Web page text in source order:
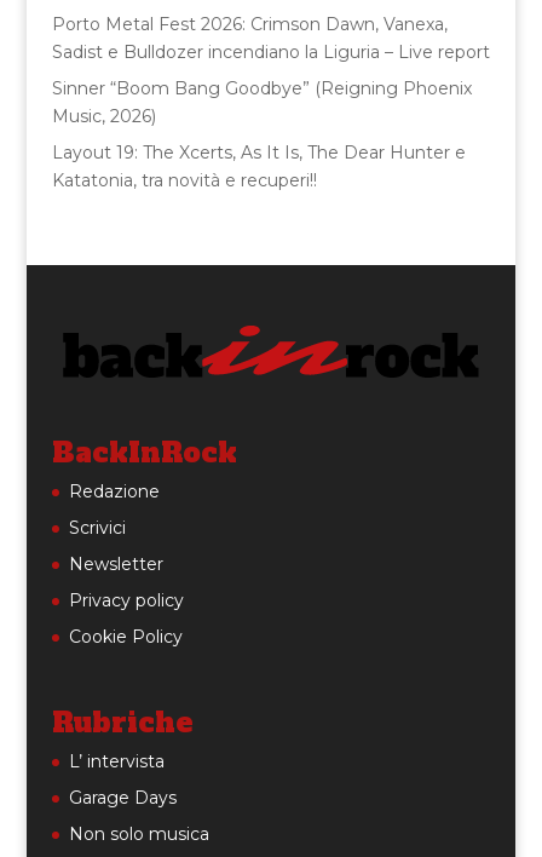
Porto Metal Fest 2026: Crimson Dawn, Vanexa,
Sadist e Bulldozer incendiano la Liguria – Live report
Sinner “Boom Bang Goodbye” (Reigning Phoenix
Music, 2026)
Layout 19: The Xcerts, As It Is, The Dear Hunter e
Katatonia, tra novità e recuperi!!
BackInRock
Redazione
Scrivici
Newsletter
Privacy policy
Cookie Policy
Rubriche
L’ intervista
Garage Days
Non solo musica